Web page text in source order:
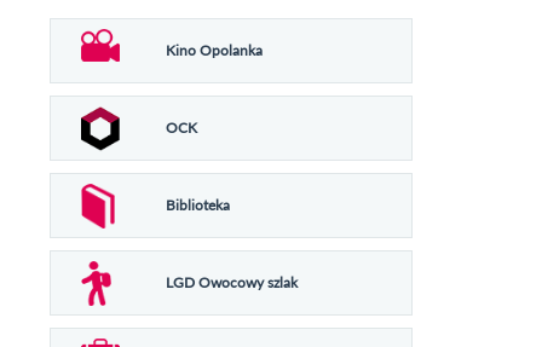
Kino Opolanka
OCK
Biblioteka
LGD Owocowy szlak